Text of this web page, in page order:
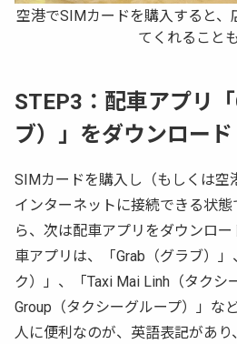
空港でSIMカードを購入すると、
てくれること
STEP3：配車アプリ
ブ）」をダウンロード
SIMカードを購入し（もしくは空
インターネットに接続できる状
ら、次は配車アプリをダウンロ
車アプリは、「Grab（グラブ）
ク）」、「Taxi Mai Linh（タクシ
Group（タクシーグループ）」な
人に便利なのが、英語表記があ